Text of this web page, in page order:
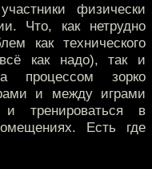
физически
Что, как нетрудно
как технического
как надо), так и
процессом зорко
и между играми
и тренироваться в
Есть где